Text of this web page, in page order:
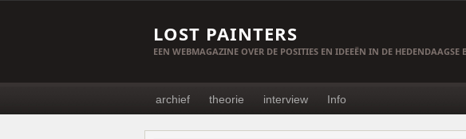
LOST PAINTERS
EEN WEBMAGAZINE OVER DE POSITIES EN IDEEËN IN DE HEDENDAAGSE
archief theorie interview Info